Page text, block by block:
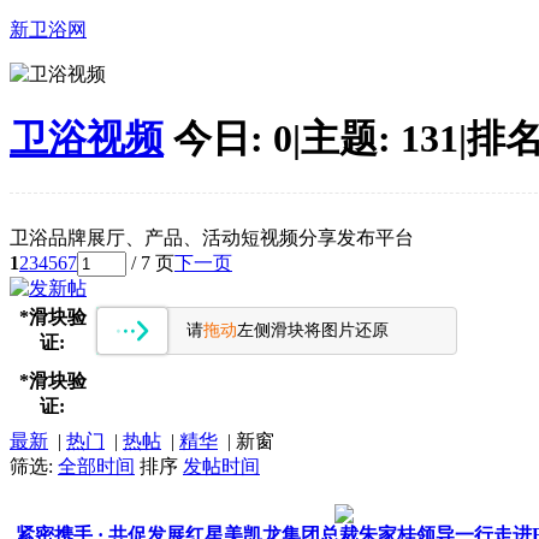
新卫浴网
卫浴视频 今日: 0|主题: 131|排
卫浴品牌展厅、产品、活动短视频分享发布平台
1234567 / 7 页下一页
*滑块验
证:
请拖动左侧滑块将图片还原
*滑块验
证:
最新 | 热门 | 热帖 | 精华 | 新窗
筛选: 全部时间 排序 发帖时间
紧密携手 · 共促发展红星美凯龙集团总裁朱家桂领导一行走